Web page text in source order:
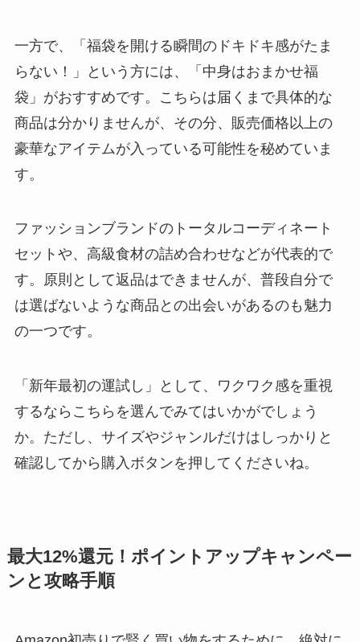
一方で、「福袋を開ける瞬間のドキドキ感がたま
らない！」という方には、「中身はおまかせ福
袋」がおすすめです。こちらは届くまで具体的な
商品は分かりませんが、その分、販売価格以上の
豪華なアイテムが入っている可能性を秘めていま
す。
ファッションブランドのトータルコーディネート
セットや、高級食材の詰め合わせなどが代表的で
す。原則として返品はできませんが、普段自分で
は選ばないような商品との出会いがあるのも魅力
の一つです。
「新年最初の運試し」として、ワクワク感を重視
するならこちらを選んでみてはいかがでしょう
か。ただし、サイズやジャンルだけはしっかりと
確認してから購入ボタンを押してくださいね。
最大12%還元！ポイントアップキャンペー
ンと攻略手順